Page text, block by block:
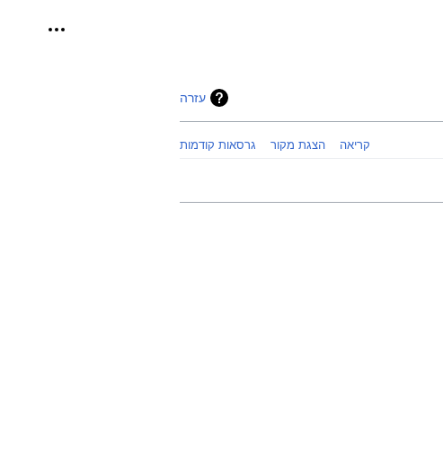
כלים
עזרה
קריאה הצגת מקור גרסאות קודמות